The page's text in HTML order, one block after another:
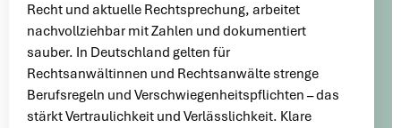
Recht und aktuelle Rechtsprechung, arbeitet
nachvollziehbar mit Zahlen und dokumentiert
sauber. In Deutschland gelten für
Rechtsanwältinnen und Rechtsanwälte strenge
Berufsregeln und Verschwiegenheitspflichten – das
stärkt Vertraulichkeit und Verlässlichkeit. Klare